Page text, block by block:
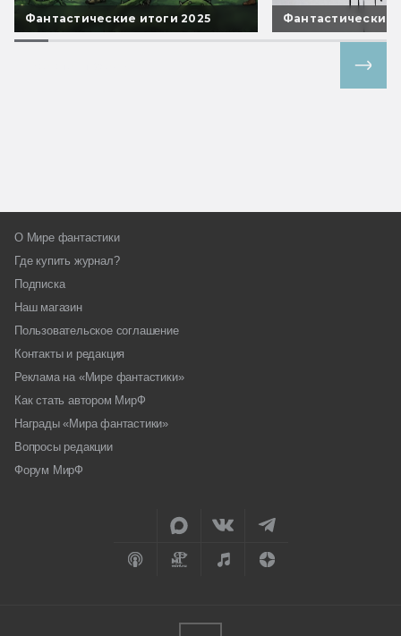
Фантастические итоги 2025 Фантастические
О Мире фантастики
Где купить журнал?
Подписка
Наш магазин
Пользовательское соглашение
Контакты и редакция
Реклама на «Мире фантастики»
Как стать автором МирФ
Награды «Мира фантастики»
Вопросы редакции
Форум МирФ